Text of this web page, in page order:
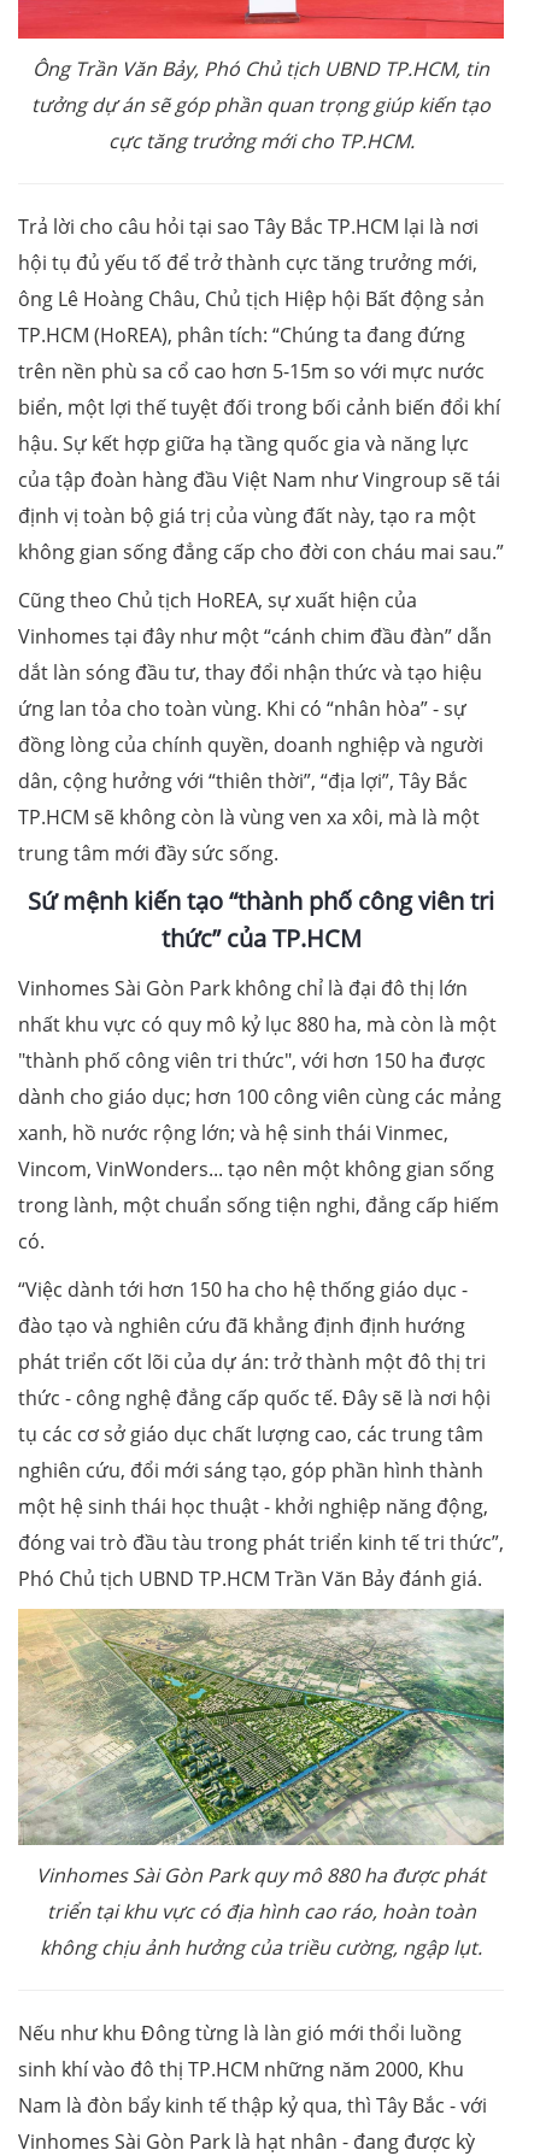
Ông Trần Văn Bảy, Phó Chủ tịch UBND TP.HCM, tin
tưởng dự án sẽ góp phần quan trọng giúp kiến tạo
cực tăng trưởng mới cho TP.HCM.
Trả lời cho câu hỏi tại sao Tây Bắc TP.HCM lại là nơi
hội tụ đủ yếu tố để trở thành cực tăng trưởng mới,
ông Lê Hoàng Châu, Chủ tịch Hiệp hội Bất động sản
TP.HCM (HoREA), phân tích: “Chúng ta đang đứng
trên nền phù sa cổ cao hơn 5-15m so với mực nước
biển, một lợi thế tuyệt đối trong bối cảnh biến đổi khí
hậu. Sự kết hợp giữa hạ tầng quốc gia và năng lực
của tập đoàn hàng đầu Việt Nam như Vingroup sẽ tái
định vị toàn bộ giá trị của vùng đất này, tạo ra một
không gian sống đẳng cấp cho đời con cháu mai sau.”
Cũng theo Chủ tịch HoREA, sự xuất hiện của
Vinhomes tại đây như một “cánh chim đầu đàn” dẫn
dắt làn sóng đầu tư, thay đổi nhận thức và tạo hiệu
ứng lan tỏa cho toàn vùng. Khi có “nhân hòa” - sự
đồng lòng của chính quyền, doanh nghiệp và người
dân, cộng hưởng với “thiên thời”, “địa lợi”, Tây Bắc
TP.HCM sẽ không còn là vùng ven xa xôi, mà là một
trung tâm mới đầy sức sống.
Sứ mệnh kiến tạo “thành phố công viên tri
thức” của TP.HCM
Vinhomes Sài Gòn Park không chỉ là đại đô thị lớn
nhất khu vực có quy mô kỷ lục 880 ha, mà còn là một
"thành phố công viên tri thức", với hơn 150 ha được
dành cho giáo dục; hơn 100 công viên cùng các mảng
xanh, hồ nước rộng lớn; và hệ sinh thái Vinmec,
Vincom, VinWonders... tạo nên một không gian sống
trong lành, một chuẩn sống tiện nghi, đẳng cấp hiếm
có.
“Việc dành tới hơn 150 ha cho hệ thống giáo dục -
đào tạo và nghiên cứu đã khẳng định định hướng
phát triển cốt lõi của dự án: trở thành một đô thị tri
thức - công nghệ đẳng cấp quốc tế. Đây sẽ là nơi hội
tụ các cơ sở giáo dục chất lượng cao, các trung tâm
nghiên cứu, đổi mới sáng tạo, góp phần hình thành
một hệ sinh thái học thuật - khởi nghiệp năng động,
đóng vai trò đầu tàu trong phát triển kinh tế tri thức”,
Phó Chủ tịch UBND TP.HCM Trần Văn Bảy đánh giá.
Vinhomes SàiGòn Park quy mô 880 hađược phát
triển tại khu vực có địa hình cao ráo, hoàn toàn
không chịu ảnh hưởng của triều cường, ngập lụt.
Nếu như khu Đông từng là làn gió mới thổi luồng
sinh khí vào đô thị TP.HCM những năm 2000, Khu
Nam là đòn bẩy kinh tế thập kỷ qua, thì Tây Bắc - với
Vinhomes Sài Gòn Park là hạt nhân - đang được kỳ